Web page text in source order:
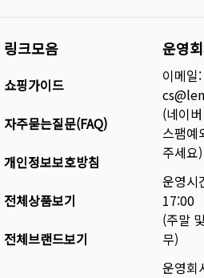
링크모음
쇼핑가이드
자주묻는질문(FAQ)
개인정보보호방침
전체상품보기
전체브랜드보기
운영
이메일:
(네이
스팸예
주세요)
운영시
17:00
(주말
무)
운영회